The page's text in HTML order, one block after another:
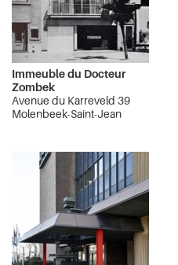
Immeuble du Docteur
Zombek
Avenue du Karreveld 39
Molenbeek-Saint-Jean